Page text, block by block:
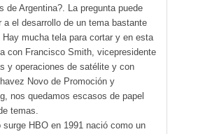
de Argentina?. La pregunta puede
a el desarrollo de un tema bastante
Hay mucha tela para cortar y en esta
con Francisco Smith, vicepresidente
y operaciones de satélite y con
Novo de Promoción y
nos quedamos escasos de papel
temas.
surge HBO en 1991 nació como un